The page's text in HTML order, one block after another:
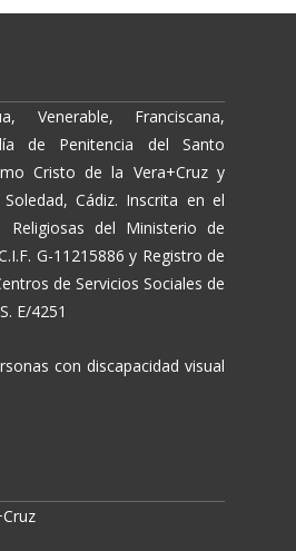
Venerable, Franciscana,
de Penitencia del Santo
Cristo de la Vera+Cruz y
Cádiz. Inscrita en el
Religiosas del Ministerio de
G-11215886 y Registro de
de Servicios Sociales de
E/4251
con discapacidad visual